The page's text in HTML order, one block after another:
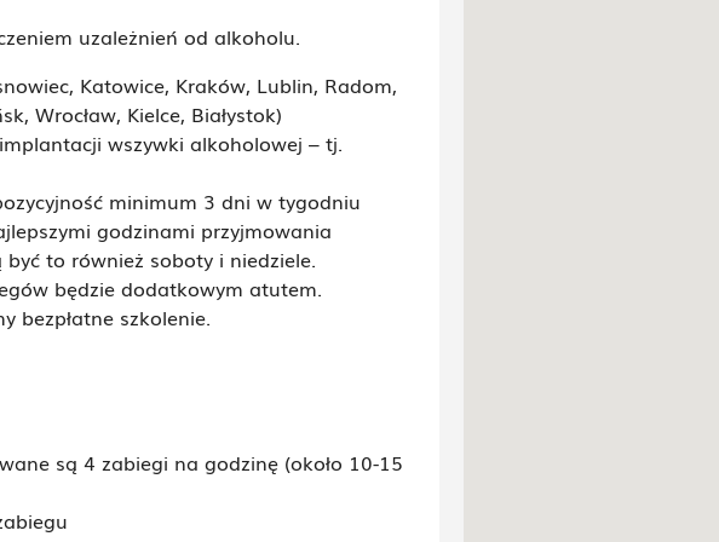
uzależnień od alkoholu.
Katowice, Kraków, Lublin, Radom,
Wrocław, Kielce, Białystok)
wszywki alkoholowej – tj.
minimum 3 dni w tygodniu
godzinami przyjmowania
to również soboty i niedziele.
będzie dodatkowym atutem.
bezpłatne szkolenie.
są 4 zabiegi na godzinę (około 10-15